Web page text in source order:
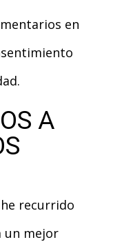
en
A
recurrido
un mejor